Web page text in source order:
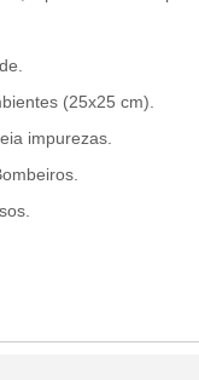
(25x25 cm).
impurezas.